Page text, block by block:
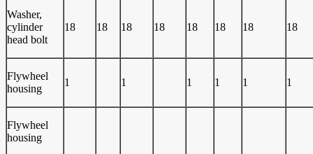
Washer,
cylinder
head bolt
18 18 18 18 18 18 18 18
Flywheel
housing
1 1 1 1 1 1
Flywheel
housing